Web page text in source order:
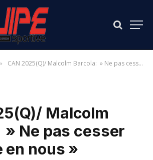
CAN 2025(Q)/ Malcolm Barcola: » Ne pas cesser de croire en nous »
Malcolm
Ne pas cesser
en nous »